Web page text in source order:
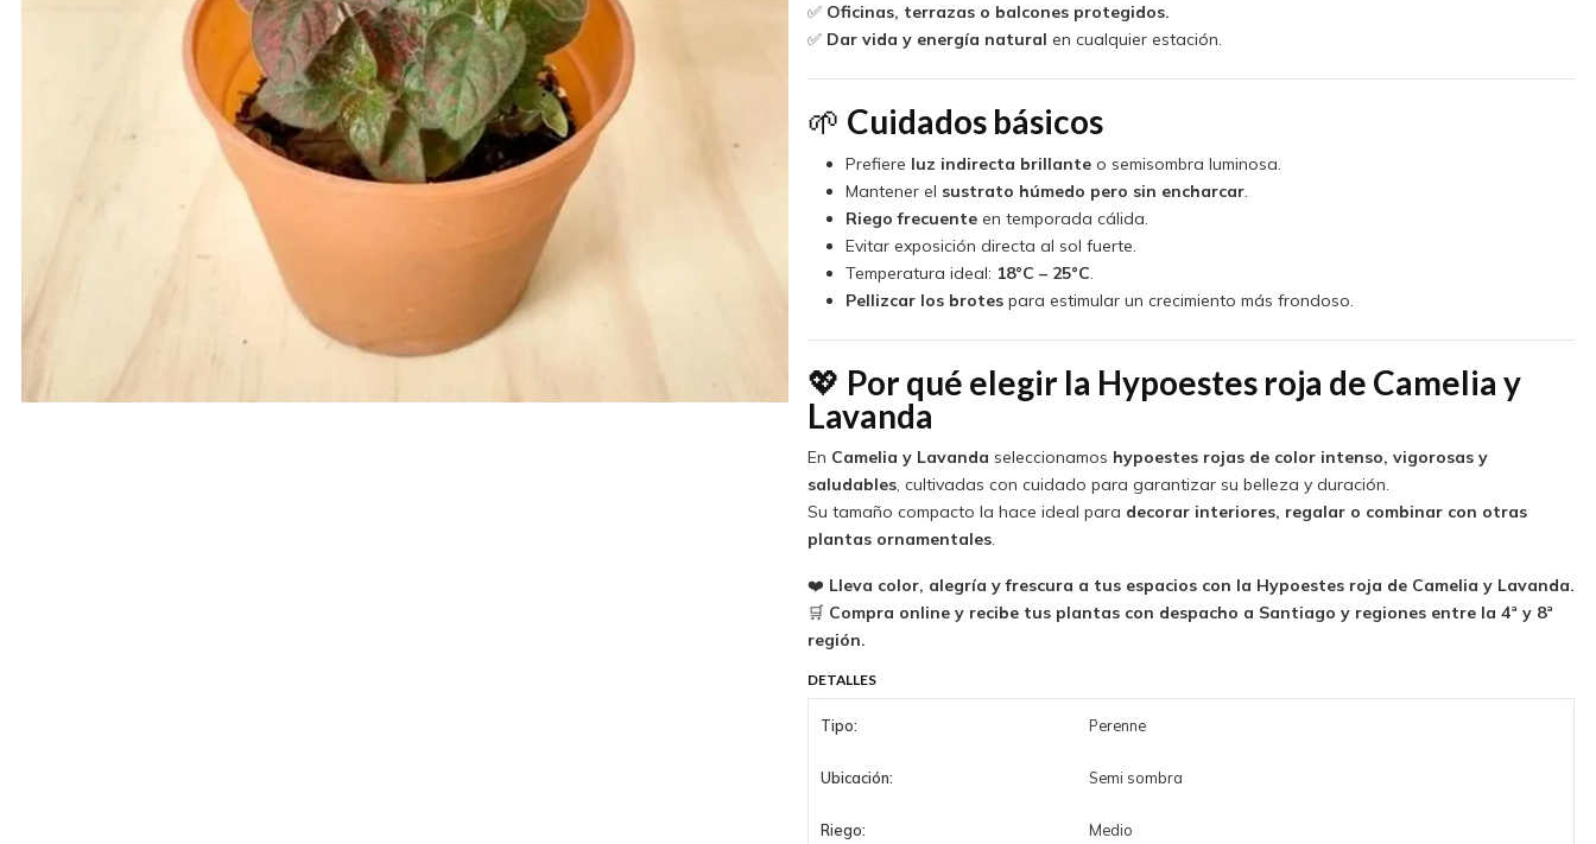
✅ Oficinas, terrazas o balcones protegidos.
✅ Dar vida y energía natural en cualquier estación.
🌱 Cuidados básicos
Prefiere luz indirecta brillanteo semisombra luminosa.
Mantener el sustrato húmedo pero sin encharcar.
Riego frecuenteen temporada cálida.
Evitar exposición directa al sol fuerte.
Temperatura ideal: 18°C – 25°C.
Pellizcar los brotespara estimular un crecimiento más frondoso.
💖 Por qué elegir la Hypoestes roja de Camelia y
Lavanda
En Camelia y Lavanda seleccionamos hypoestes rojas de color intenso, vigorosas y
saludables, cultivadas con cuidado para garantizar su belleza y duración.
Su tamaño compacto la hace ideal para decorar interiores, regalar o combinar con otras
plantas ornamentales.
❤️ Lleva color, alegría y frescura a tus espacios con la Hypoestes roja de Camelia y Lavanda.
🛒 Compra online y recibe tus plantas con despacho a Santiago y regiones entre la 4ª y 8ª
región.
DETALLES
Tipo: Perenne
Ubicación: Semi sombra
Riego: Medio